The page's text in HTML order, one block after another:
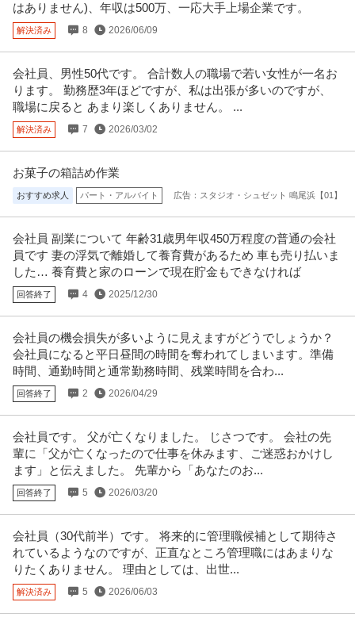
提供：ビズリーチ
ドローン・3Dレーザースキャナーを駆使する先進的測量技術者／
創業90年の強固なグループ基盤／京都・丸太町駅徒歩1分／完全週
休2日（土日祝）
正社員 土日休み 高収入 完全週休2日制
年収800万円〜1,000万円
【職種】管理＞法務・コンプライアンス 【業種】士業＞その他 ※会員属性な
どに応じ、当該求人をビズリ…続きを見る
提供：ビズリーチ
御茶ノ水／社会課題の構造化ライター（記者職）在宅勤務中心土
日祝休み
株式会社Ｒｉｄｉｌｏｖｅｒ
年収400万円〜690万円
株式会社Ｒｉｄｉｌｏｖｅｒ 【御茶ノ水】社会課題の構造化ライター（記者
職）◆在宅勤務中心◎土日祝休 …続きを見る
移行・定着支援
株式会社Kaien/Kaien秋葉原
正社員 交通費支給 昇給あり 土日休み
月給31.8万円〜38.9万円
就労移行支援事業所にてサービス管理責任者の募集です＠千代田区 【業務内
提供：ケア人材バンク
この条件の求人をもっと見る
はありません)、年収は500万、一応大手上場企業です。
解決済み 8 2026/06/09
会社員、男性50代です。 合計数人の職場で若い女性が一名お
ります。 勤務歴3年ほどですが、私は出張が多いのですが、
職場に戻ると あまり楽しくありません。 ...
解決済み 7 2026/03/02
お菓子の箱詰め作業
おすすめ求人 パート・アルバイト 広告：スタジオ・シュゼット 鳴尾浜【01】
会社員 副業について 年齢31歳男年収450万程度の普通の会社
員です 妻の浮気で離婚して養育費があるため 車も売り払いま
した… 養育費と家のローンで現在貯金もできなければ
回答終了 4 2025/12/30
会社員の機会損失が多いように見えますがどうでしょうか？
会社員になると平日昼間の時間を奪われてしまいます。準備
時間、通勤時間と通常勤務時間、残業時間を合わ...
回答終了 2 2026/04/29
会社員です。 父が亡くなりました。 じさつです。 会社の先
輩に「父が亡くなったので仕事を休みます、ご迷惑おかけし
ます」と伝えました。 先輩から「あなたのお...
回答終了 5 2026/03/20
会社員（30代前半）です。 将来的に管理職候補として期待さ
れているようなのですが、正直なところ管理職にはあまりな
りたくありません。 理由としては、出世...
解決済み 5 2026/06/03